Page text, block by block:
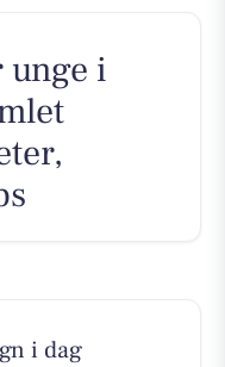
i
i dag